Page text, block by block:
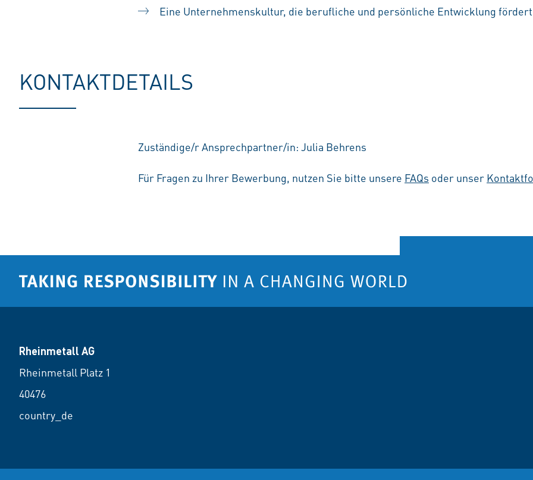
Eine Unternehmenskultur, die berufliche und persönliche Entwicklung fördert
KONTAKTDETAILS
Zuständige/r Ansprechpartner/in: Julia Behrens
Für Fragen zu Ihrer Bewerbung, nutzen Sie bitte unsere FAQs oder unser
Rheinmetall AG
Rheinmetall Platz 1
40476
country_de